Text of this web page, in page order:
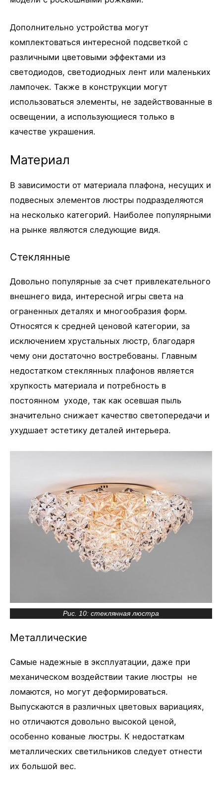
Дополнительно устройства могут
комплектоваться интересной подсветкой с
различными цветовыми эффектами из
светодиодов, светодиодных лент или маленьких
лампочек. Также в конструкции могут
использоваться элементы, не задействованные в
освещении, а использующиеся только в
качестве украшения.
Материал
В зависимости от материала плафона, несущих и
подвесных элементов люстры подразделяются
на несколько категорий. Наиболее популярными
на рынке являются следующие видя.
Стеклянные
Довольно популярные за счет привлекательного
внешнего вида, интересной игры света на
ограненных деталях и многообразия форм.
Относятся к средней ценовой категории, за
исключением хрустальных люстр, благодаря
чему они достаточно востребованы. Главным
недостатком стеклянных плафонов является
хрупкость материала и потребность в
постоянном уходе, так как осевшая пыль
значительно снижает качество светопередачи и
ухудшает эстетику деталей интерьера.
Рис. 10: стеклянная люстра
Металлические
Самые надежные в эксплуатации, даже при
механическом воздействии такие люстры не
ломаются, но могут деформироваться.
Выпускаются в различных цветовых вариациях,
но отличаются довольно высокой ценой,
особенно кованые люстры. К недостаткам
металлических светильников следует отнести
их большой вес.